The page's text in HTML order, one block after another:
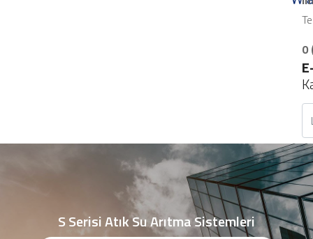
0
S Serisi Atık Su Arıtma Sistemleri